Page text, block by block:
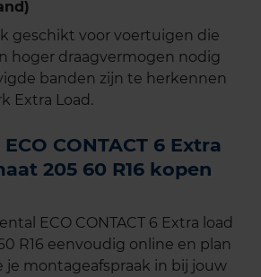
geschikt voor voertuigen die
hoger draagvermogen nodig
banden zijn te herkennen
Extra Load.
CONTACT 6 Extra
205 60 R16 kopen
ECO CONTACT 6 Extra load
R16 eenvoudig online en plan
je montageafspraak in bij jouw